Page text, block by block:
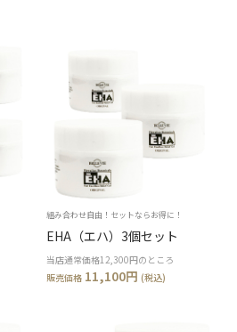
組み合わせ自由！セットならお得に！
EHA（エハ）3個セット
当店通常価格12,300円のところ
販売価格 11,100円 (税込)